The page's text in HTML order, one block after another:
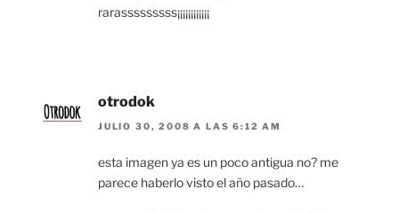
rarasssssssss¡¡¡¡¡¡¡¡¡¡¡¡
otrodok
JULIO 30, 2008 A LAS 6:12 AM
esta imagen ya es un poco antigua no? me
parece haberlo visto el año pasado…